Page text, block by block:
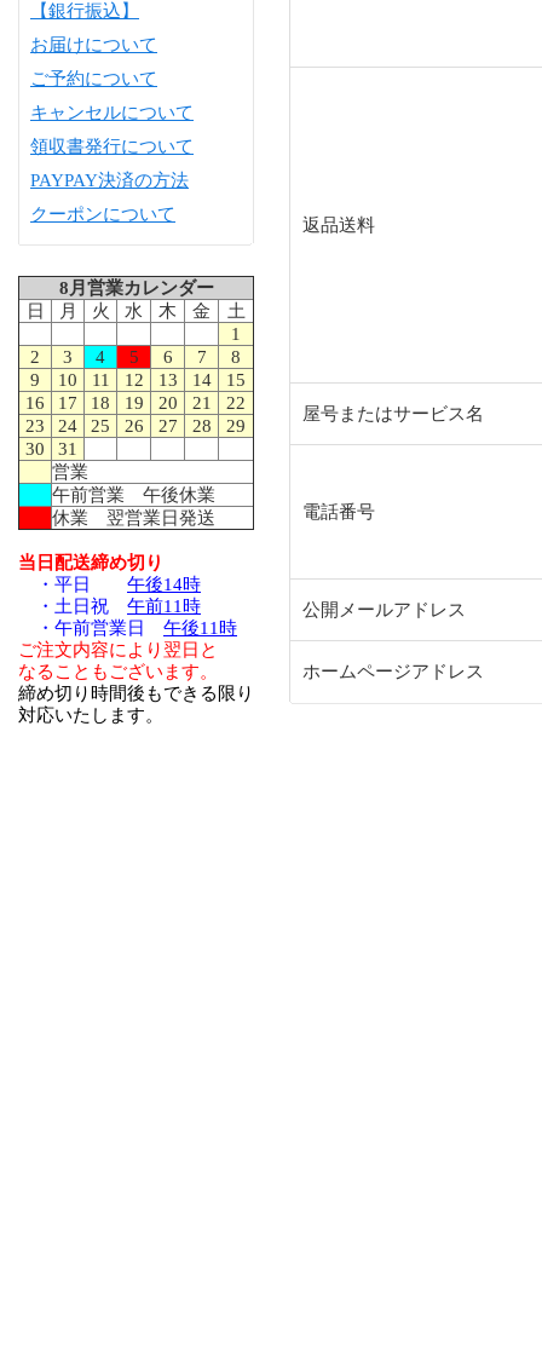
【銀行振込】
お届けについて
ご予約について
キャンセルについて
領収書発行について
PAYPAY決済の方法
クーポンについて
8月営業カレンダー
日
月 火 水 木 金
土
1
2
3 4 5 6 7
8
9
10 11 12 13 14
15
16
17 18 19 20 21
22
23
24 25 26 27 28
29
30
31
営業
午前営業 午後休業
休業 翌営業日発送
当日配送締め切り
・平日 午後14時
・土日祝 午前11時
・午前営業日 午後11時
ご注文内容により翌日と
なることもございます。
締め切り時間後もできる限り
対応いたします。
返品送料
屋号またはサービス名
電話番号
公開メールアドレス
ホームページアドレス